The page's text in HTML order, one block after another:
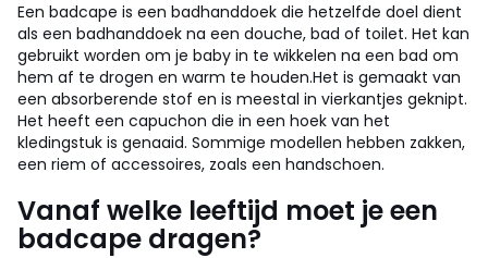
Een badcape is een badhanddoek die hetzelfde doel dient
als een badhanddoek na een douche, bad of toilet. Het kan
gebruikt worden om je baby in te wikkelen na een bad om
hem af te drogen en warm te houden.Het is gemaakt van
een absorberende stof en is meestal in vierkantjes geknipt.
Het heeft een capuchon die in een hoek van het
kledingstuk is genaaid. Sommige modellen hebben zakken,
een riem of accessoires, zoals een handschoen.
Vanaf welke leeftijd moet je een
badcape dragen?